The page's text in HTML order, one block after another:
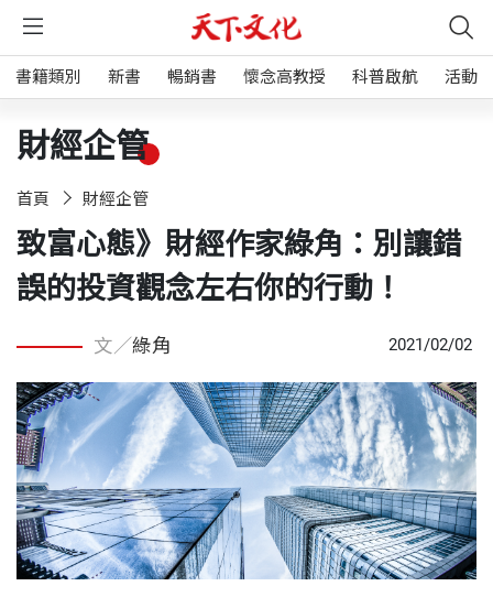
書籍類別 新書 暢銷書 懷念高教授 科普啟航 活動
財經企管
首頁 財經企管
致富心態》財經作家綠角：別讓錯
誤的投資觀念左右你的行動！
文／綠角 2021/02/02